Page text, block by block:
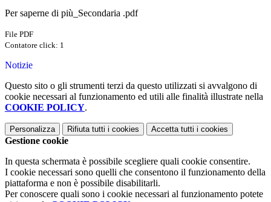
Per saperne di più_Secondaria .pdf
File PDF
Contatore click: 1
Notizie
Questo sito o gli strumenti terzi da questo utilizzati si avvalgono di
cookie necessari al funzionamento ed utili alle finalità illustrate nella
COOKIE POLICY.
Personalizza Rifiuta tutti i cookies Accetta tutti i cookies
Gestione cookie
In questa schermata è possibile scegliere quali cookie consentire.
I cookie necessari sono quelli che consentono il funzionamento della
piattaforma e non è possibile disabilitarli.
Per conoscere quali sono i cookie necessari al funzionamento potete